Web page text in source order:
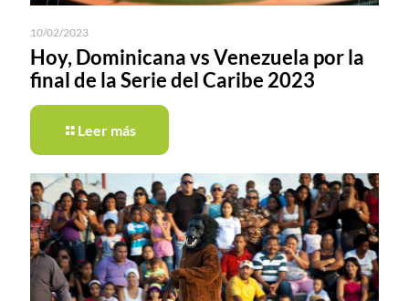
10/02/2023
Hoy, Dominicana vs Venezuela por la
final de la Serie del Caribe 2023
Leer más